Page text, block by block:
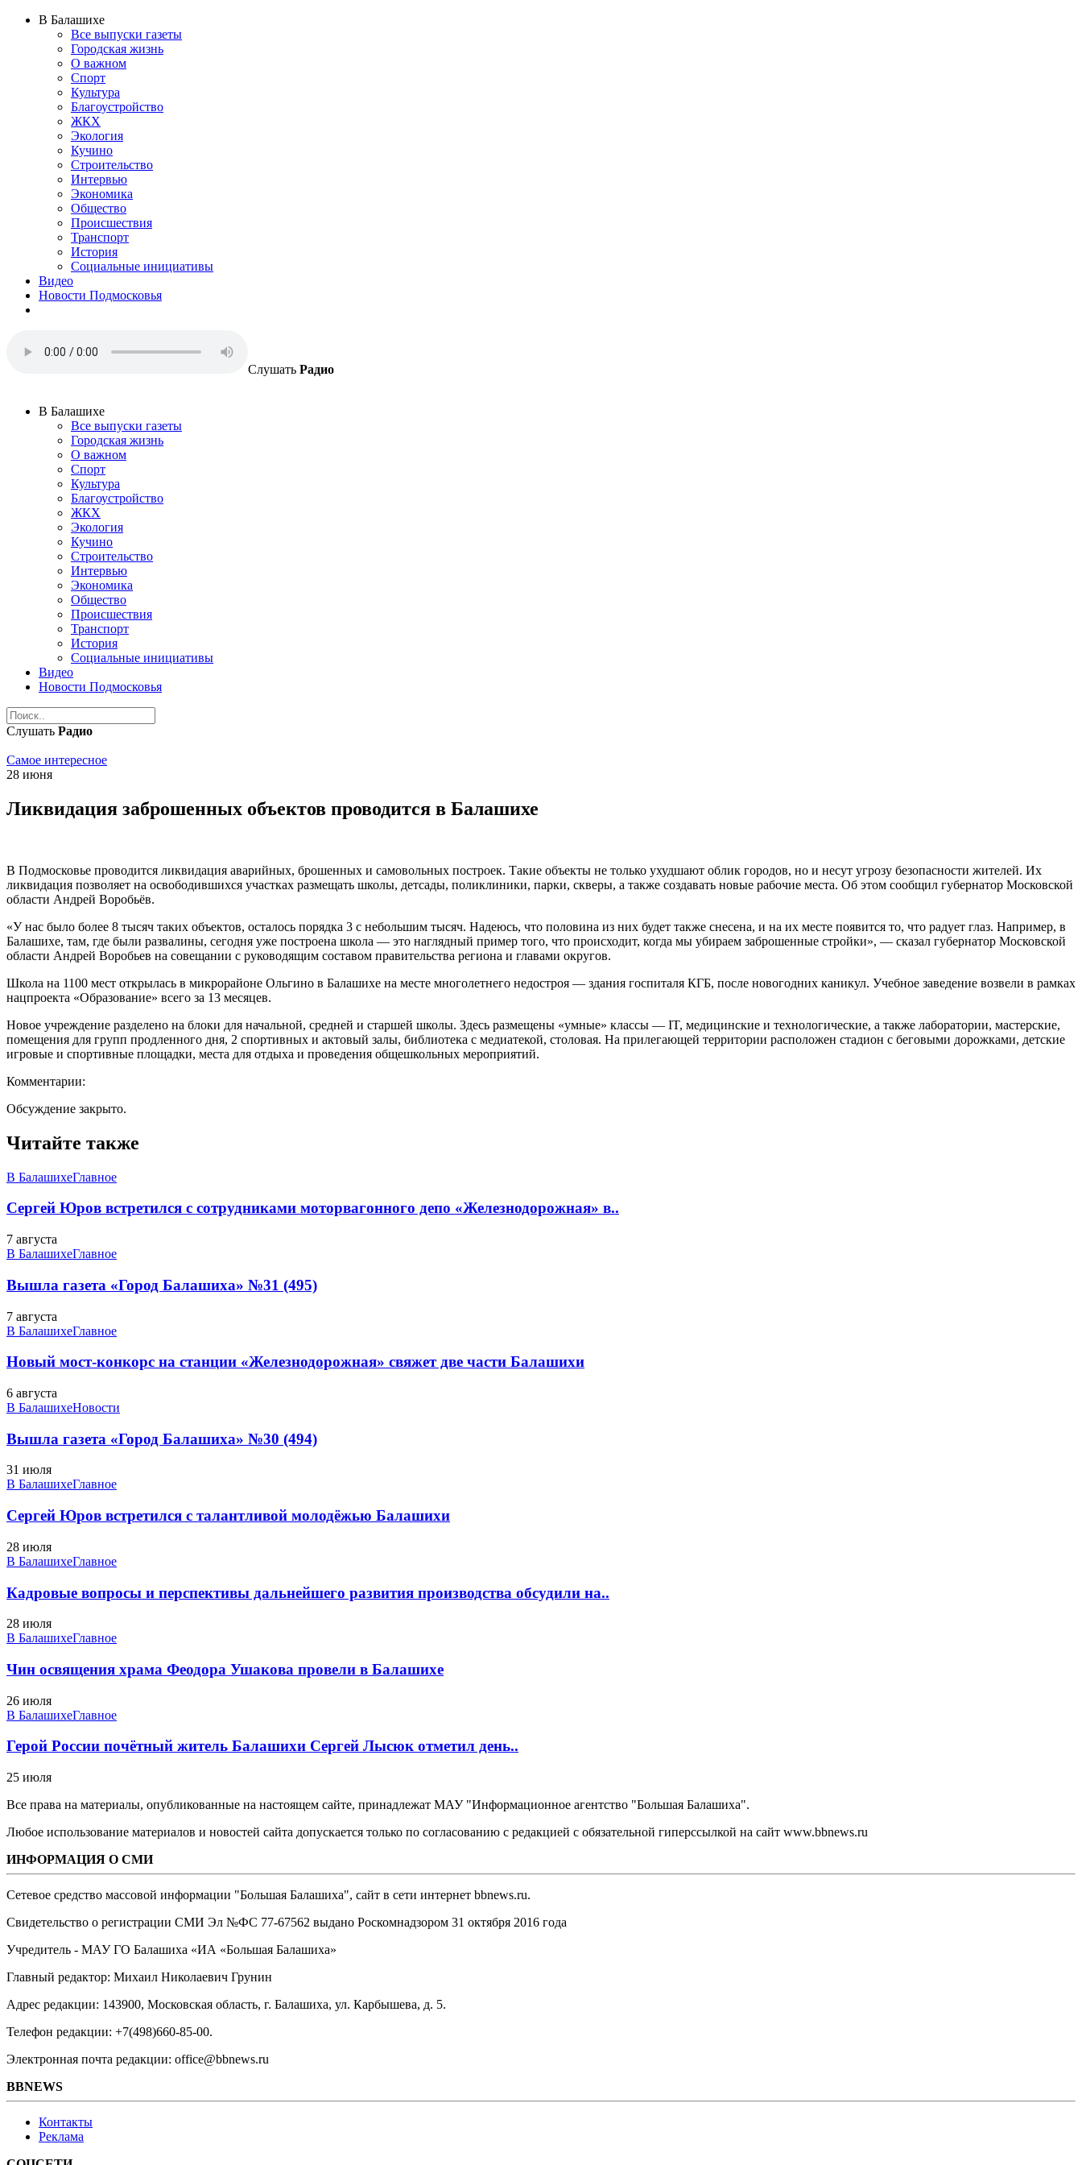
В Балашихе
Все выпуски газеты
Городская жизнь
О важном
Спорт
Культура
Благоустройство
ЖКХ
Экология
Кучино
Строительство
Интервью
Экономика
Общество
Происшествия
Транспорт
История
Социальные инициативы
Видео
Новости Подмосковья
Слушать Радио
В Балашихе
Все выпуски газеты
Городская жизнь
О важном
Спорт
Культура
Благоустройство
ЖКХ
Экология
Кучино
Строительство
Интервью
Экономика
Общество
Происшествия
Транспорт
История
Социальные инициативы
Видео
Новости Подмосковья
Слушать Радио
Самое интересное
28 июня
Ликвидация заброшенных объектов проводится в Балашихе
В Подмосковье проводится ликвидация аварийных, брошенных и самовольных построек. Такие объекты не только ухудшают облик городов, но и несут угрозу безопасности жителей. Их
ликвидация позволяет на освободившихся участках размещать школы, детсады, поликлиники, парки, скверы, а также создавать новые рабочие места. Об этом сообщил губернатор Московской
области Андрей Воробьёв.
«У нас было более 8 тысяч таких объектов, осталось порядка 3 с небольшим тысяч. Надеюсь, что половина из них будет также снесена, и на их месте появится то, что радует глаз. Например, в
Балашихе, там, где были развалины, сегодня уже построена школа — это наглядный пример того, что происходит, когда мы убираем заброшенные стройки», — сказал губернатор Московской
области Андрей Воробьев на совещании с руководящим составом правительства региона и главами округов.
Школа на 1100 мест открылась в микрорайоне Ольгино в Балашихе на месте многолетнего недостроя — здания госпиталя КГБ, после новогодних каникул. Учебное заведение возвели в рамках
нацпроекта «Образование» всего за 13 месяцев.
Новое учреждение разделено на блоки для начальной, средней и старшей школы. Здесь размещены «умные» классы — IT, медицинские и технологические, а также лаборатории, мастерские,
помещения для групп продленного дня, 2 спортивных и актовый залы, библиотека с медиатекой, столовая. На прилегающей территории расположен стадион с беговыми дорожками, детские
игровые и спортивные площадки, места для отдыха и проведения общешкольных мероприятий.
Комментарии:
Обсуждение закрыто.
Читайте также
В БалашихеГлавное
Сергей Юров встретился с сотрудниками моторвагонного депо «Железнодорожная» в..
7 августа
В БалашихеГлавное
Вышла газета «Город Балашиха» №31 (495)
7 августа
В БалашихеГлавное
Новый мост-конкорс на станции «Железнодорожная» свяжет две части Балашихи
6 августа
В БалашихеНовости
Вышла газета «Город Балашиха» №30 (494)
31 июля
В БалашихеГлавное
Сергей Юров встретился с талантливой молодёжью Балашихи
28 июля
В БалашихеГлавное
Кадровые вопросы и перспективы дальнейшего развития производства обсудили на..
28 июля
В БалашихеГлавное
Чин освящения храма Феодора Ушакова провели в Балашихе
26 июля
В БалашихеГлавное
Герой России почётный житель Балашихи Сергей Лысюк отметил день..
25 июля
Все права на материалы, опубликованные на настоящем сайте, принадлежат МАУ "Информационное агентство "Большая Балашиха".
Любое использование материалов и новостей сайта допускается только по согласованию с редакцией с обязательной гиперссылкой на сайт www.bbnews.ru
ИНФОРМАЦИЯ О СМИ
Сетевое средство массовой информации "Большая Балашиха", сайт в сети интернет bbnews.ru.
Свидетельство о регистрации СМИ Эл №ФС ‎77-67562 выдано Роскомнадзором 31 октября 2016 года
Учредитель - МАУ ГО Балашиха «ИА «Большая Балашиха»
Главный редактор: Михаил Николаевич Грунин
Адрес редакции: 143900, Московская область, г. Балашиха, ул. Карбышева, д. 5.
Телефон редакции: +7(498)660-85-00.
Электронная почта редакции: office@bbnews.ru
BBNEWS
Контакты
Реклама